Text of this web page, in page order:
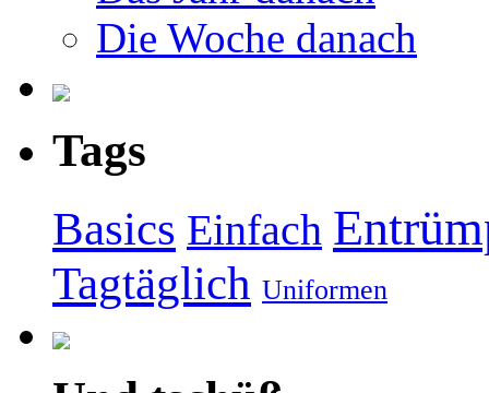
Die Woche danach
Tags
Basics Einfach
Tagtäglich Uniformen